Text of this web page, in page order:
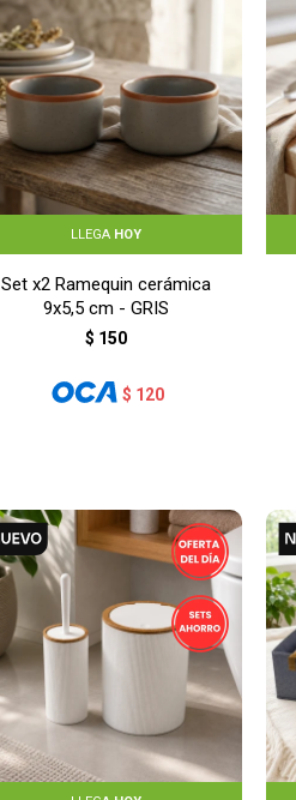
LLEGA HOY
Set x2 Ramequin cerámica
9x5,5 cm - GRIS
$ 150
$ 120